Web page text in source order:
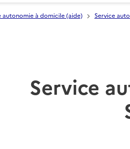
autonomie à domicile (aide) Service
Service